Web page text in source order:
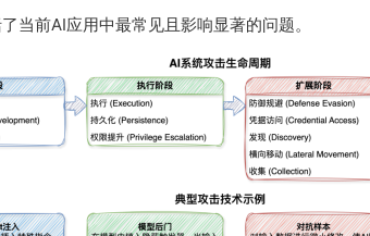
当前AI应用中最常见且影响显著的问题。